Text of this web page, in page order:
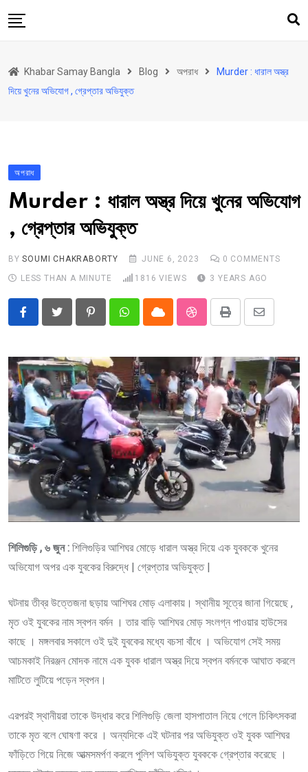
to
উত্তরবঙ্গ
আরও কিছু
Contact
Khabar Samay Hindi
Khabar Samay Bangla Blog অপরাধ
Murder : ধারাল অস্ত্র
দিয়ে খুনের অভিযোগ , গ্রেপ্তার অভিযুক্ত
অপরাধ
Murder : ধারাল অস্ত্র দিয়ে খুনের অভিযোগ
, গ্রেপ্তার অভিযুক্ত
BYSOUMI CHAKRABORTY JUNE 6, 2023 0 COMMENTS
LESS THAN A MINUTE
1816 VIEWS 3 YEARS AGO
PinterestWhatsappCloud StumbleUpon
Print
Share
Email
শিলিগুড়ি , ৬ জুন : শিলিগুড়ির আশিঘর মোড়ে ধারাল অস্ত্র দিয়ে এক যুবককে খুনের
অভিযোগ অপর এক যুবকের বিরুদ্ধে | গ্রেপ্তার অভিযুক্ত |
ঘটনায় তীব্র উত্তেজনা ছড়ায় আশিঘর মোড় এলাকায়। স্থানীয় সূত্রে জানা গিয়েছে ,
মৃত ওই যুবকের নাম স্বপন বর্মন । তার বাড়ি আশিঘর মোড় সংলগ্ন পাওয়ার হাউসের
কাছে । মঙ্গলবার সকালে ওই দুই যুবকের মধ্যে বচসা বাঁধে । অভিযোগ সেই সময়
আচমকাই নিরঞ্জন মোদক নামে এক যুবক ধারাল অস্ত্র দিয়ে স্বপন বর্মনকে আঘাত করলে
মাটিতে লুটিয়ে পড়েন স্বপন।
এরপরই স্থানীয়রা তাকে উদ্ধার করে শিলিগুড়ি জেলা হাসপাতাল নিয়ে গেলে চিকিৎসকরা
তাকে মৃত বলে ঘোষণা করে । অন্যদিকে এই ঘটনার পর অভিযুক্ত ওই যুবক আশিঘর
ফাঁড়িতে গিয়ে নিজে আত্মসমর্পণ করলে পুলিশ অভিযুক্ত যুবককে গ্রেপ্তার করেছে ।